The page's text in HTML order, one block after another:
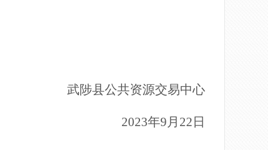
武陟县公共资源交易中心
2023年9月22日